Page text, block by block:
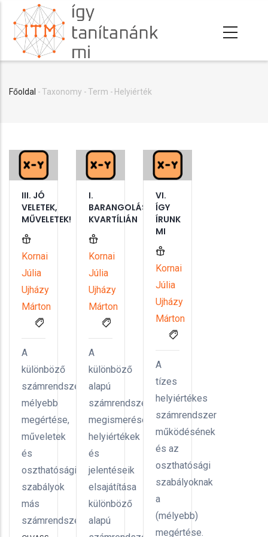
Ugrás
tartalomra
Morzsa
Főoldal -Taxonomy -Term - Helyiérték
III. JÓ
VELETEK,
MŰVELETEK!
Kornai
Júlia
Ujházy
Márton
A
különböző
számrendszerek
mélyebb
megértése,
műveletek
és
oszthatósági
szabályok
más
számrendszerekben.
I.
BARANGOLÁS
KVARTÍLIÁN
Kornai
Júlia
Ujházy
Márton
A
különböző
alapú
számrendszerek
megismerése,
helyiértékek
és
jelentéseik
elsajátítása
különböző
alapú
VI.
ÍGY
ÍRUNK
MI
Kornai
Júlia
Ujházy
Márton
A
tízes
helyiértékes
számrendszer
működésének
és az
oszthatósági
szabályoknak
a
(mélyebb)
megértése.